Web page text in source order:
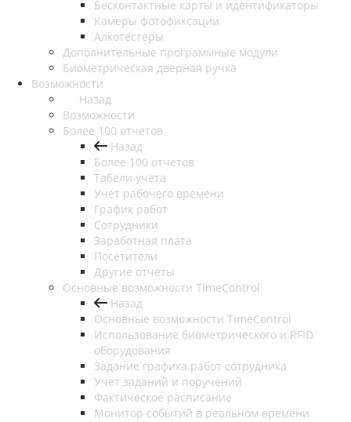
Бесконтактные карты и идентификаторы
Камеры фотофиксации
Алкотестеры
Дополнительные программные модули
Биометрическая дверная ручка
Возможности
Назад
Возможности
Более 100 отчетов
Назад
Более 100 отчетов
Табели учета
Учет рабочего времени
График работ
Сотрудники
Заработная плата
Посетители
Другие отчеты
Основные возможности TimeControl
Назад
Основные возможности TimeControl
Использование биометрического и RFID
оборудования
Задание графика работ сотрудника
Учет заданий и поручений
Фактическое расписание
Монитор событий в реальном времени